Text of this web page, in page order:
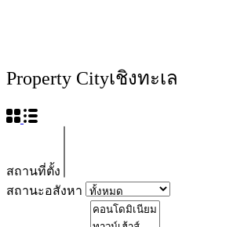
Property Cityเชิงทะเล
สถานที่ตั้ง
สถานะอสังหา